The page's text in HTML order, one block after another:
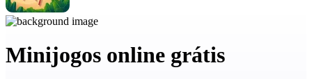
Minijogos online grátis